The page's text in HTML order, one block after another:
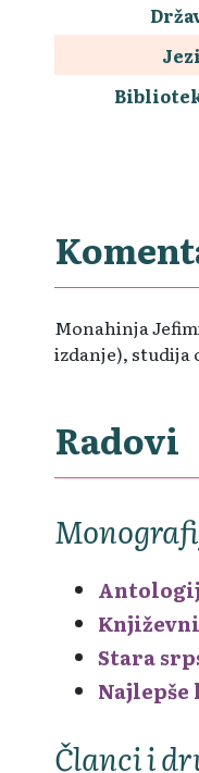
Monahinja
izdanje), studija
Radovi
Stara
Najlepše
Članci i